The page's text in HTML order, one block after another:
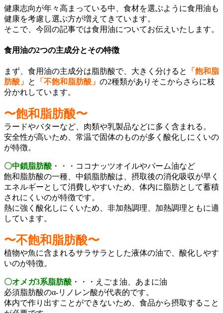
健康志向が年々高まっている中、食材を選ぶように食用油も
健康を考慮し選ぶ方が増えてきています。
そこで、今回の記事では食用油についてお伝えいたします。
食用油の2つの主成分とその特徴
まず、食用油の主成分は脂肪酸で、大きく分けると
「飽和脂
肪酸」 と 「不飽和脂肪酸」 の2種類がありそこからさらに枝
分かれしています。
〜飽和脂肪酸〜
ラードやバターなど、肉類や乳製品などに多く含まれる。
安全性が高いため、常温で固体のものが多く酸化しにくいの
が特徴。
〇中鎖脂肪酸 ・・・ココナッツオイルやパーム油など
飽和脂肪酸の一種、中鎖脂肪酸は、摂取後の消化吸収が早く
エネルギーとして消費しやすいため、体内に脂肪として蓄積
されにくいのが特徴です。
熱に強く酸化しにくいため、非加熱調理、加熱調理ともに適
しています。
〜不飽和脂肪酸〜
植物や魚に含まれるサラサラとした液体の油で、酸化しやす
いのが特徴。
〇オメガ3系脂肪酸 ・・・えごま油、あまに油
必須脂肪酸のα‐リノレン酸が代表的です。
体内で作り出すことができないため、食品から摂取すること